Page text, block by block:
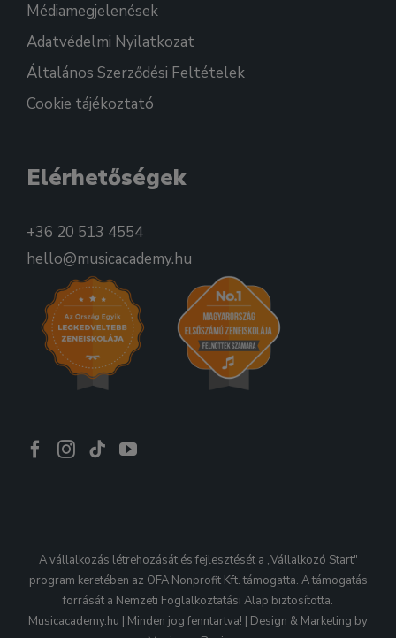
Médiamegjelenések
Adatvédelmi Nyilatkozat
Általános Szerződési Feltételek
Cookie tájékoztató
Elérhetőségek
+36 20 513 4554
hello@musicacademy.hu
A vállalkozás létrehozását és fejlesztését a „Vállalkozó Start"
program keretében az OFA Nonprofit Kft. támogatta. A támogatás
forrását a Nemzeti Foglalkoztatási Alap biztosította.
Musicacademy.hu | Minden jog fenntartva! | Design & Marketing by